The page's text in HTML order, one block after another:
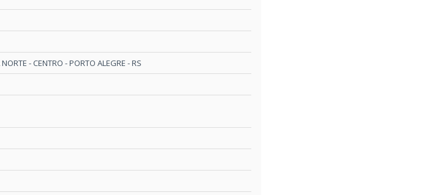
- CENTRO - PORTO ALEGRE - RS